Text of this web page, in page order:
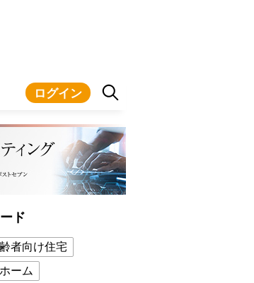
ログイン
ド
者向け住宅
ーム